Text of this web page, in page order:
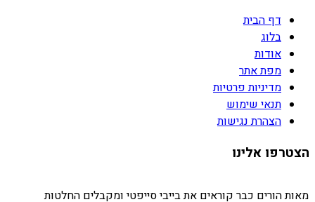
דף הבית
בלוג
אודות
מפת אתר
מדיניות פרטיות
תנאי שימוש
הצהרת נגישות
הצטרפו אלינו
מאות הורים כבר קוראים את בייבי סייפטי ומקבלים החלטות